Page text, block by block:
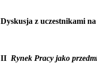
Dyskusja z uczestnikami
II Rynek Pracy jako